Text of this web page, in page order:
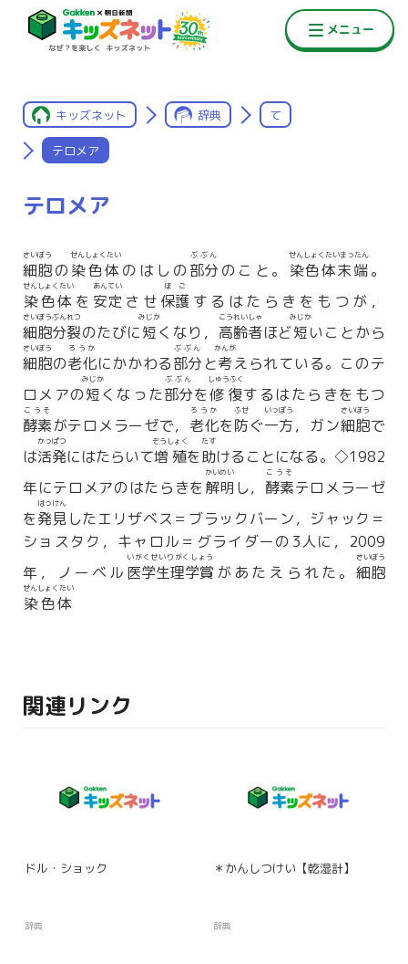
キッズネット 辞典 て
テロメア
テロメア
細胞
さいぼう
の染色体
せんしょくたい
のはしの部分
ぶぶん
のこと。 染色体末端
せんしょくたいまったん
。
染色体
せんしょくたい
を 安定
あんてい
させ 保護
ほご
するはたらきをもつが，
細胞分裂
さいぼうぶんれつ
のたびに短
みじか
くなり， 高齢者
こうれいしゃ
ほど短
みじか
いことから
細胞
さいぼう
の老化
ろうか
にかかわる部分
ぶぶん
と考
かんが
えられている。このテ
ロメアの短
みじか
くなった部分
ぶぶん
を修復
しゅうふく
するはたらきをもつ
酵素
こうそ
がテロメラーゼで， 老化
ろうか
を防
ふせ
ぐ一方
いっぽう
，ガン細胞
さいぼう
で
は活発
かっぱつ
にはたらいて増殖
ぞうしょく
を助
たす
けることになる。◇1982
年にテロメアのはたらきを 解明
かいめい
し， 酵素
こうそ
テロメラーゼ
を発見
はっけん
したエリザベス＝ブラックバーン，ジャック＝
ショスタク，キャロル＝グライダーの3人に，2009
年，ノーベル 医学生理学賞
いがくせいりがくしょう
があたえられた。 細胞
さいぼう
染色体
せんしょくたい
関連リンク
ドル・ショック
辞典
＊かんしつけい【乾湿計】
辞典